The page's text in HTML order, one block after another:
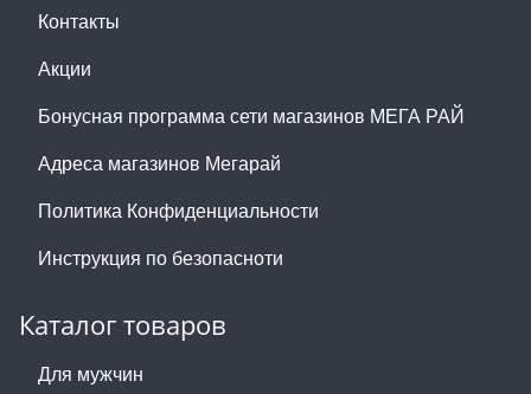
Контакты
Акции
Бонусная программа сети магазинов МЕГА РАЙ
Адреса магазинов Мегарай
Политика Конфиденциальности
Инструкция по безопасноти
Каталог товаров
Для мужчин